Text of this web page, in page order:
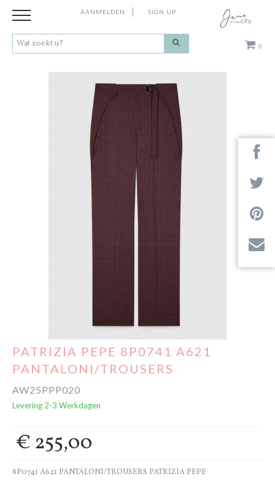
0
AANMELDEN SIGN UP
Kleding
Outlet
Next
PATRIZIA PEPE 8P0741 A621
PANTALONI/TROUSERS
AW25PPP020
Levering 2-3 Werkdagen
€ 255,00
8P0741 A621 PANTALONI/TROUSERS PATRIZIA PEPE